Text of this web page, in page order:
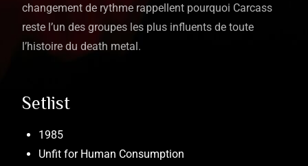
changement de rythme rappellent pourquoi Carcass
reste l’un des groupes les plus influents de toute
l’histoire du death metal.
Setlist
1985
Unfit for Human Consumption